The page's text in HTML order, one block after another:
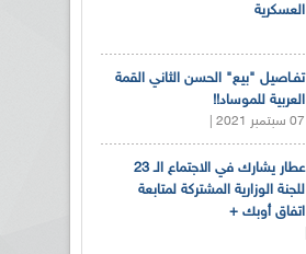
العسكرية
تفـاصيل "بيع" الحسن الثاني القمة
العربية للموساد!!
07 سبتمبر 2021 |
عطار يشارك في الاجتماع الـ 23
للجنة الوزارية المشتركة لمتابعة
اتفاق أوبك +